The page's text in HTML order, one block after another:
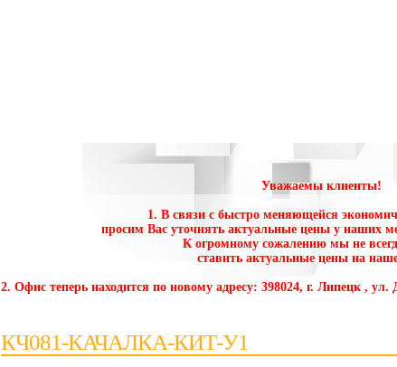
Уважаемы клиенты!
1. В связи с быстро меняющейся
просим Вас уточнять актуальные цены у наших
К огромному сожалению мы не
ставить актуальные цены на
2. Офис теперь находится по новому адресу: 398024, г. Липецк , ул.
КЧ081-КАЧАЛКА-КИТ-У1